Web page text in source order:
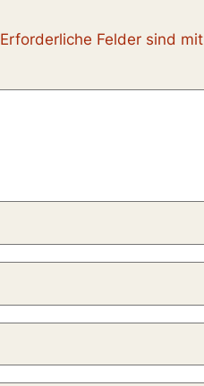
Erforderliche Felder sind mit